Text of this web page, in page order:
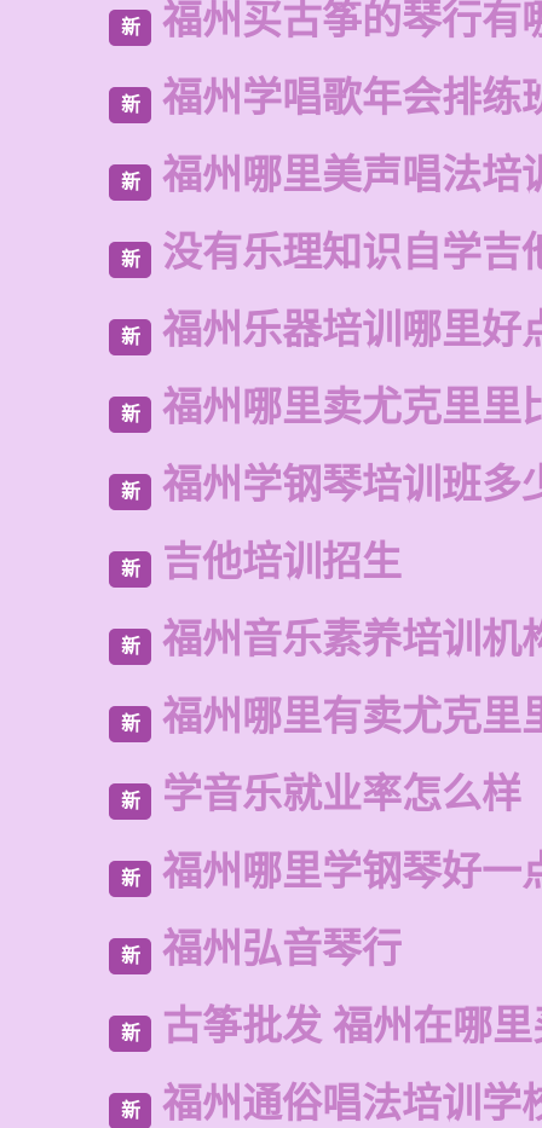
新 福州买古筝的琴行有
新 福州学唱歌年会排练
新 福州哪里美声唱法培
新 没有乐理知识自学吉
新 福州乐器培训哪里好
新 福州哪里卖尤克里里
新 福州学钢琴培训班多
新 吉他培训招生
新 福州音乐素养培训机
新 福州哪里有卖尤克里
新 学音乐就业率怎么样
新 福州哪里学钢琴好一
新 福州弘音琴行
新 古筝批发 福州在哪
新 福州通俗唱法培训学